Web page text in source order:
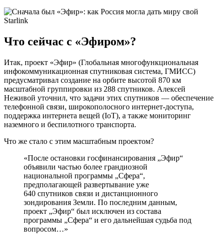
Что сейчас с «Эфиром»?
Итак, проект «Эфир» (Глобальная многофункциональная
инфокоммуникационная спутниковая система, ГМИСС)
предусматривал создание на орбите высотой 870 км
масштабной группировки из 288 спутников. Алексей
Неживой уточнил, что задачи этих спутников — обеспечение
телефонной связи, широкополосного интернет-доступа,
поддержка интернета вещей (IoT), а также мониторинг
наземного и беспилотного транспорта.
Что же стало с этим масштабным проектом?
«После остановки госфинансирования „Эфир“
объявили частью более грандиозной
национальной программы „Сфера“,
предполагающей развертывание уже
640 спутников связи и дистанционного
зондирования Земли. По последним данным,
проект „Эфир“ был исключен из состава
программы „Сфера“ и его дальнейшая судьба под
вопросом…»